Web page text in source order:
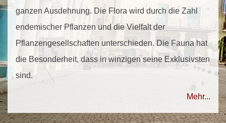
ganzen Ausdehnung. Die Flora wird durch die Zahl
endemischer Pflanzen und die Vielfalt der
Pflanzengesellschaften unterschieden. Die Fauna hat
die Besonderheit, dass in winzigen seine Exklusivsten
sind.
Mehr...